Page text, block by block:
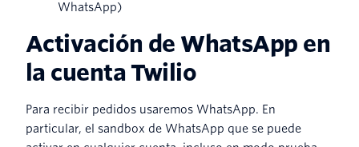
WhatsApp)
Activación de WhatsApp en
la cuenta Twilio
Para recibir pedidos usaremos WhatsApp. En
particular, el sandbox de WhatsApp que se puede